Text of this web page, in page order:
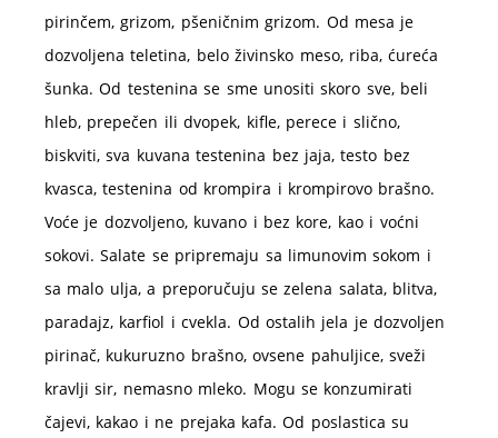
pirinčem, grizom, pšeničnim grizom. Od mesa je
dozvoljena teletina, belo živinsko meso, riba, ćureća
šunka. Od testenina se sme unositi skoro sve, beli
hleb, prepečen ili dvopek, kifle, perece i slično,
biskviti, sva kuvana testenina bez jaja, testo bez
kvasca, testenina od krompira i krompirovo brašno.
Voće je dozvoljeno, kuvano i bez kore, kao i voćni
sokovi. Salate se pripremaju sa limunovim sokom i
sa malo ulja, a preporučuju se zelena salata, blitva,
paradajz, karfiol i cvekla. Od ostalih jela je dozvoljen
pirinač, kukuruzno brašno, ovsene pahuljice, sveži
kravlji sir, nemasno mleko. Mogu se konzumirati
čajevi, kakao i ne prejaka kafa. Od poslastica su